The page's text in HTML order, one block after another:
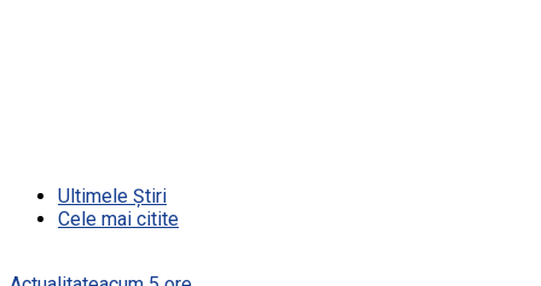
Ultimele Știri
Cele mai citite